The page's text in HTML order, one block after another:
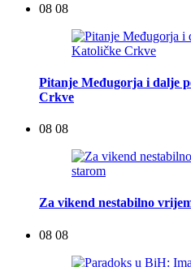
08 08
Pitanje Međugorja i dalje
Crkve
08 08
Za vikend nestabilno
08 08